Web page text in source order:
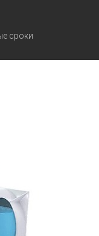
сроки